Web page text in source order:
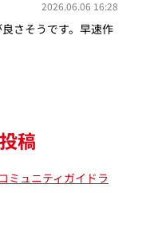
2026.06.06 16:28
さそうです。早速作
稿
コミュニティガイドラ